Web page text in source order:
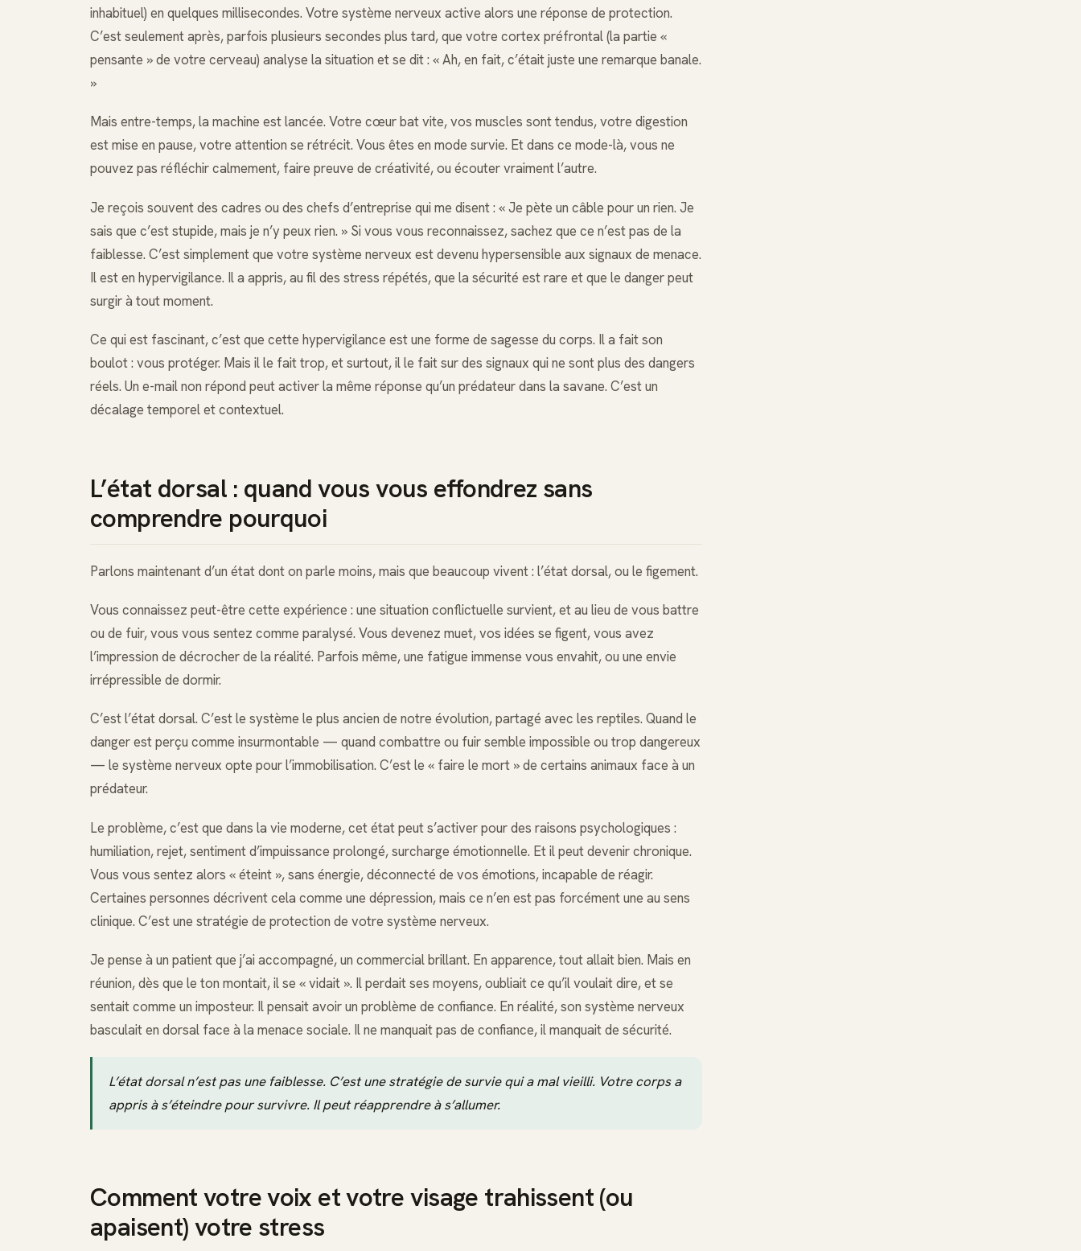
inhabituel) en quelques millisecondes. Votre système nerveux active alors une réponse de protection.
C’est seulement après, parfois plusieurs secondes plus tard, que votre cortex préfrontal (la partie «
pensante » de votre cerveau) analyse la situation et se dit : « Ah, en fait, c’était juste une remarque banale.
»
Mais entre-temps, la machine est lancée. Votre cœur bat vite, vos muscles sont tendus, votre digestion
est mise en pause, votre attention se rétrécit. Vous êtes en mode survie. Et dans ce mode-là, vous ne
pouvez pas réfléchir calmement, faire preuve de créativité, ou écouter vraiment l’autre.
Je reçois souvent des cadres ou des chefs d’entreprise qui me disent : « Je pète un câble pour un rien. Je
sais que c’est stupide, mais je n’y peux rien. » Si vous vous reconnaissez, sachez que ce n’est pas de la
faiblesse. C’est simplement que votre système nerveux est devenu hypersensible aux signaux de menace.
Il est en hypervigilance. Il a appris, au fil des stress répétés, que la sécurité est rare et que le danger peut
surgir à tout moment.
Ce qui est fascinant, c’est que cette hypervigilance est une forme de sagesse du corps. Il a fait son
boulot : vous protéger. Mais il le fait trop, et surtout, il le fait sur des signaux qui ne sont plus des dangers
réels. Un e-mail non répond peut activer la même réponse qu’un prédateur dans la savane. C’est un
décalage temporel et contextuel.
L’état dorsal : quand vous vous effondrez sans
comprendre pourquoi
Parlons maintenant d’un état dont on parle moins, mais que beaucoup vivent : l’état dorsal, ou le figement.
Vous connaissez peut-être cette expérience : une situation conflictuelle survient, et au lieu de vous battre
ou de fuir, vous vous sentez comme paralysé. Vous devenez muet, vos idées se figent, vous avez
l’impression de décrocher de la réalité. Parfois même, une fatigue immense vous envahit, ou une envie
irrépressible de dormir.
C’est l’état dorsal. C’est le système le plus ancien de notre évolution, partagé avec les reptiles. Quand le
danger est perçu comme insurmontable — quand combattre ou fuir semble impossible ou trop dangereux
— le système nerveux opte pour l’immobilisation. C’est le « faire le mort » de certains animaux face à un
prédateur.
Le problème, c’est que dans la vie moderne, cet état peut s’activer pour des raisons psychologiques :
humiliation, rejet, sentiment d’impuissance prolongé, surcharge émotionnelle. Et il peut devenir chronique.
Vous vous sentez alors « éteint », sans énergie, déconnecté de vos émotions, incapable de réagir.
Certaines personnes décrivent cela comme une dépression, mais ce n’en est pas forcément une au sens
clinique. C’est une stratégie de protection de votre système nerveux.
Je pense à un patient que j’ai accompagné, un commercial brillant. En apparence, tout allait bien. Mais en
réunion, dès que le ton montait, il se « vidait ». Il perdait ses moyens, oubliait ce qu’il voulait dire, et se
sentait comme un imposteur. Il pensait avoir un problème de confiance. En réalité, son système nerveux
basculait en dorsal face à la menace sociale. Il ne manquait pas de confiance, il manquait de sécurité.
L’état dorsal n’est pas une faiblesse. C’est une stratégie de survie qui a mal vieilli. Votre corps a
appris à s’éteindre pour survivre. Il peut réapprendre à s’allumer.
Comment votre voix et votre visage trahissent (ou
apaisent) votre stress